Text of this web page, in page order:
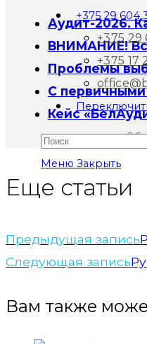
+375 29 604
+375 29
+375 17
Меню Закрыть
Аудит-2026.
ВНИМАНИЕ!
Проблемы
С
Кейс
документа 26
Еще статьи
Предыдущая запись
Следующая запись
Вам также